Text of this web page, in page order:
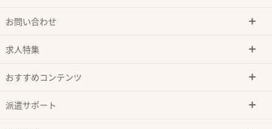
お問い合わせ
求人特集
おすすめコンテンツ
派遣サポート